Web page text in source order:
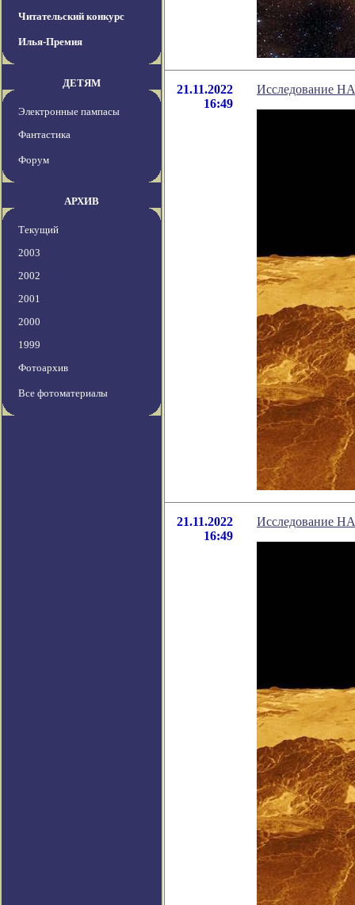
Читательский конкурс
Илья-Премия
ДЕТЯМ
Электронные пампасы
Фантастика
Форум
АРХИВ
Текущий
2003
2002
2001
2000
1999
Фотоархив
Все фотоматериалы
21.11.2022
16:49
Исследование
21.11.2022
16:49
Исследование